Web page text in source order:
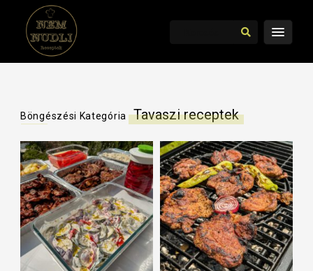
Böngészési Kategória Tavaszi receptek